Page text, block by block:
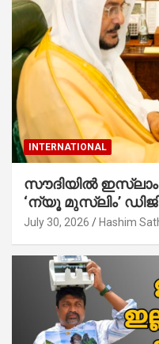
INTERNATIONAL
സൗദിയില്‍ ഇസ്‌ലാം
‘ന്യൂ മുസ്ലിം’
ആരംഭിച്ചു
July 30, 2026 Hashim